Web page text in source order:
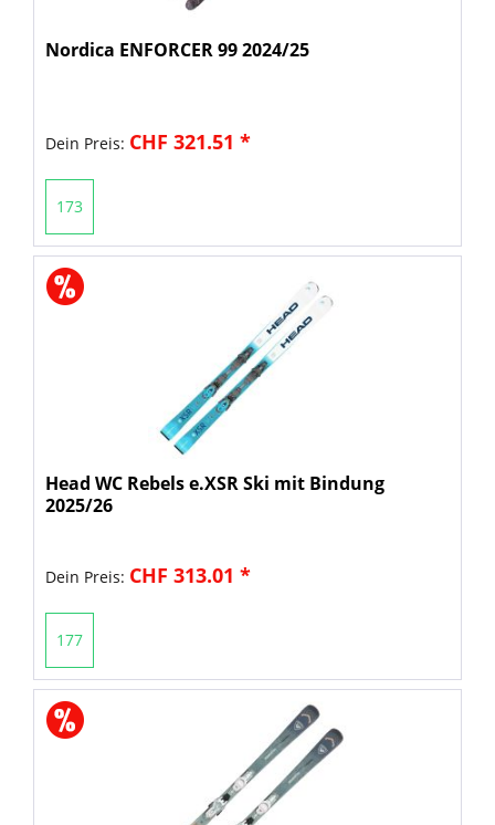
Nordica ENFORCER 99 2024/25
Dein Preis: CHF 321.51 *
173
Head WC Rebels e.XSR Ski mit Bindung
2025/26
Dein Preis: CHF 313.01 *
177